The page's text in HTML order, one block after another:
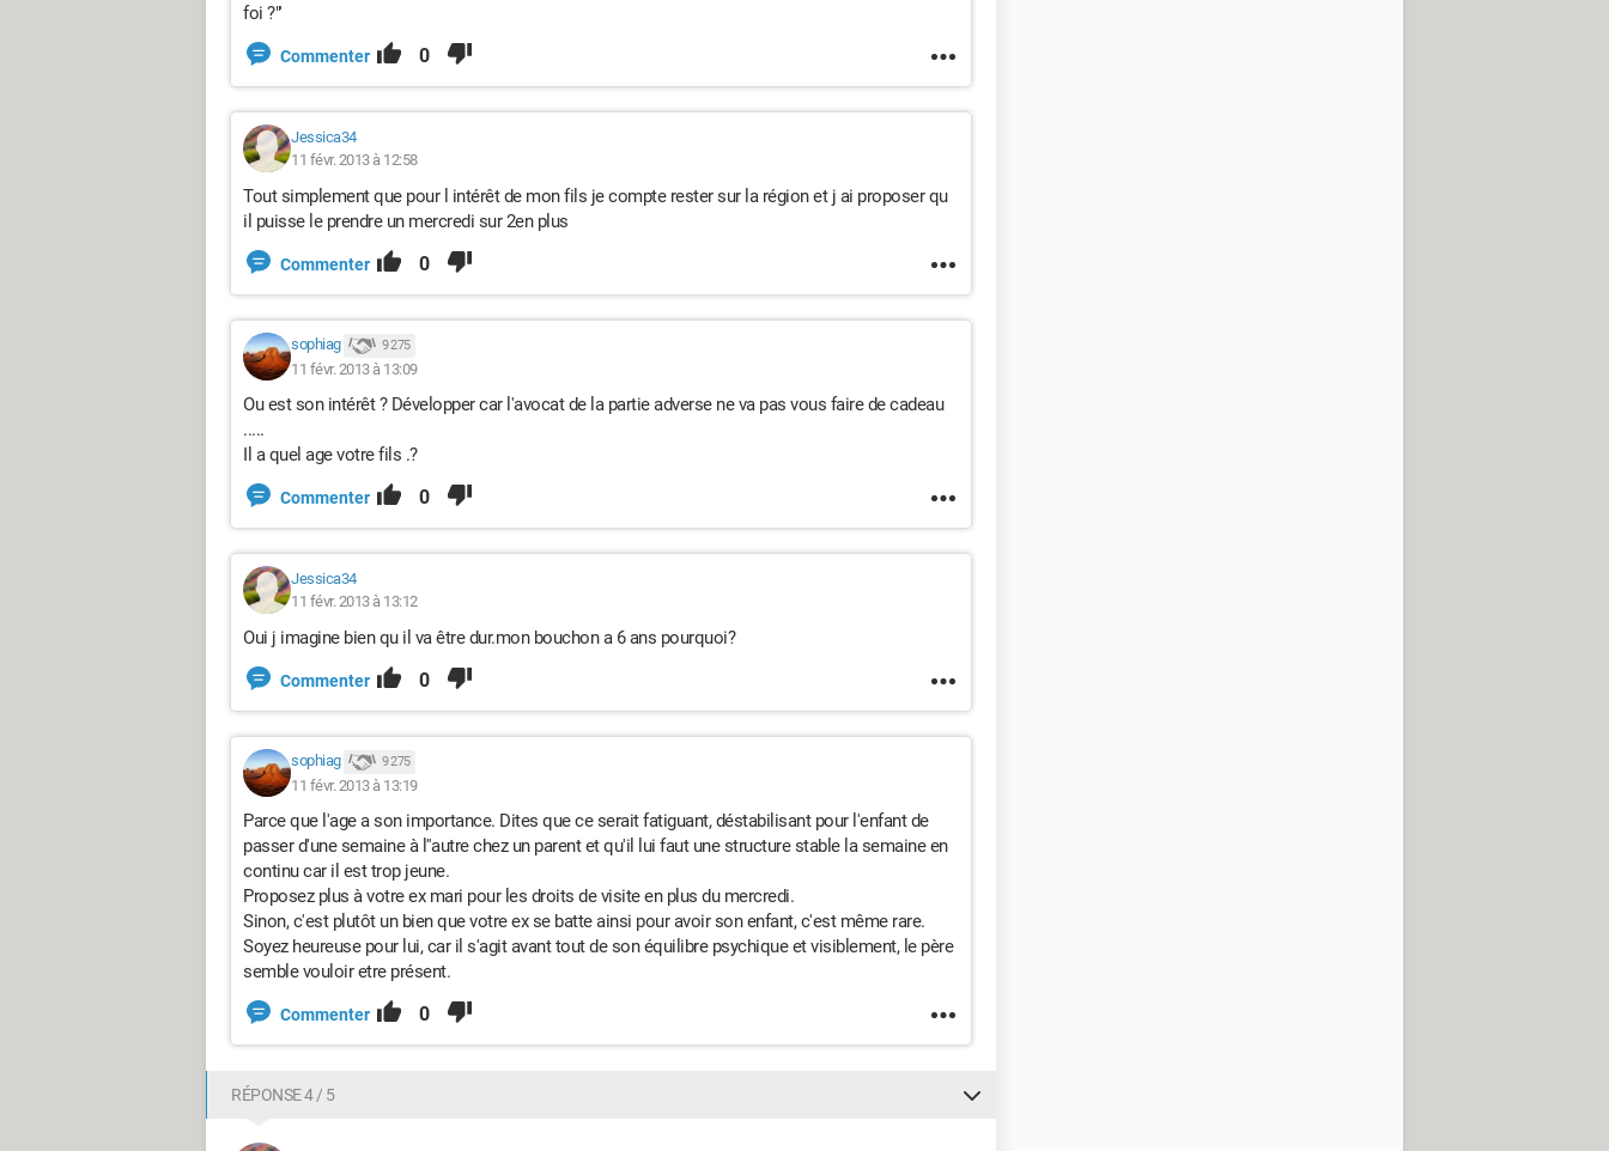
foi ?"'
Commenter 0
Jessica34
11 févr. 2013 à 12:58
Tout simplement que pour l intérêt de mon fils je compte rester sur la région et j ai proposer qu
il puisse le prendre un mercredi sur 2en plus
Commenter 0
sophiag 9 275
11 févr. 2013 à 13:09
Ou est son intérêt ? Développer car l'avocat de la partie adverse ne va pas vous faire de cadeau
.....
Il a quel age votre fils .?
Commenter 0
Jessica34
11 févr. 2013 à 13:12
Oui j imagine bien qu il va être dur.mon bouchon a 6 ans pourquoi?
Commenter 0
sophiag 9 275
11 févr. 2013 à 13:19
Parce que l'age a son importance. Dites que ce serait fatiguant, déstabilisant pour l'enfant de
passer d'une semaine à l''autre chez un parent et qu'il lui faut une structure stable la semaine en
continu car il est trop jeune.
Proposez plus à votre ex mari pour les droits de visite en plus du mercredi.
Sinon, c'est plutôt un bien que votre ex se batte ainsi pour avoir son enfant, c'est même rare.
Soyez heureuse pour lui, car il s'agit avant tout de son équilibre psychique et visiblement, le père
semble vouloir etre présent.
Commenter 0
RÉPONSE 4 / 5